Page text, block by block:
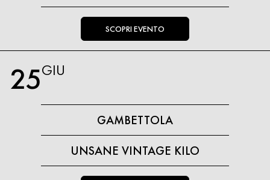
SCOPRI EVENTO
25GIU
GAMBETTOLA
UNSANE VINTAGE KILO